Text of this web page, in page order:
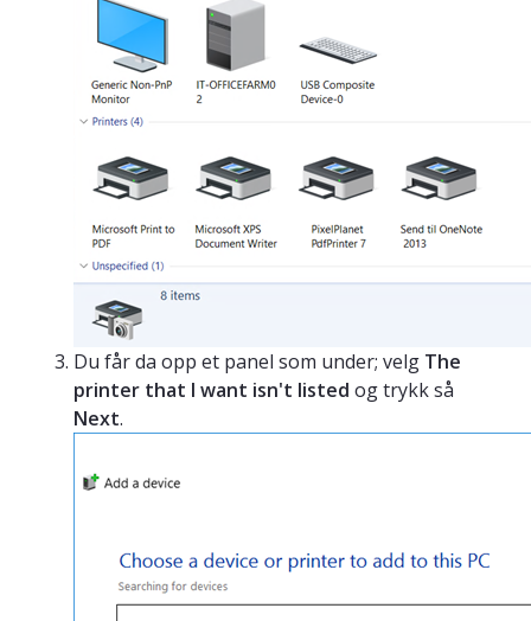
Du får da opp et panel som under; velg The
printer that I want isn't listed og trykk så
Next.